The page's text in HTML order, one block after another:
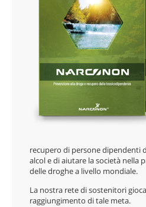
recupero di persone dipendenti
alcol e di aiutare la società nella
delle droghe a livello mondiale.
La nostra rete di sostenitori
raggiungimento di tale meta.